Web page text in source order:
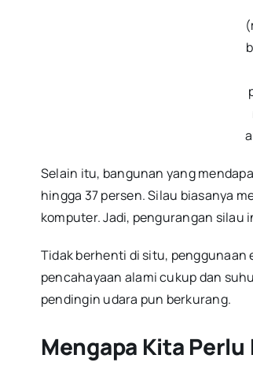
Selain itu, bangunan yang
hingga 37 persen. Silau biasanya
komputer. Jadi, pengurangan silau
Tidak berhenti di situ, penggunaan
pencahayaan alami cukup dan
pendingin udara pun berkurang.
Mengapa Kita Perlu